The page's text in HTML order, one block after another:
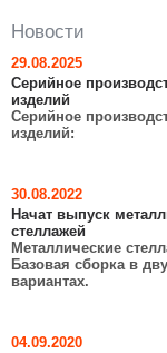
Новости
29.08.2025
Серийное
изделий
Серийное
изделий:
30.08.2022
Начат выпуск
стеллажей
Металлические
Базовая сборка в
вариантах.
04.09.2020